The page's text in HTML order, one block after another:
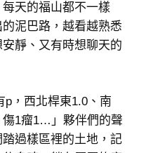
天的福山都不一樣
泥巴路，越看越熟悉
靜、又有時想聊天的
p，西北桿東1.0、南
1瘤1…」夥伴們的聲
過樣區裡的土地，記